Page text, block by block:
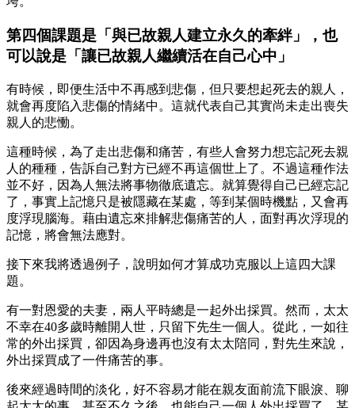
第四個課題是「與已故親人建立永久的牽絆」，也
可以說是「讓已故親人繼續活在自己心中」
有時候，即便生活中不再感到悲傷，但只要想起死去的親人，
就會再度陷入悲傷的情緒中。這就代表自己其實尚未走出喪失
親人的悲慟。
這種時候，為了走出悲傷和痛苦，有些人會努力想忘記死去親
人的種種，告訴自己對方已經不再這個世上了。不過這種作法
並不好，因為人無法將事物徹底遺忘。就算覺得自己已經忘記
了，事實上記憶只是被隱藏在某處，等到某個時機點，又會再
度浮現腦海。藉由遺忘來排解悲傷痛苦的人，面對再次浮現的
記憶，將會無法應對。
接下來我將透過例子，說明如何才算成功克服以上這四大課
題。
有一對恩愛的夫妻，兩人平時總是一起外出採買。然而，太太
不幸在40多歲時離開人世，只留下先生一個人。從此，一如往
常的外出採買，卻因為身邊再也沒有太太陪同，對先生來說，
外出採買成了一件痛苦的事。
後來經過時間的淡化，好不容易才能在親友面前流下眼淚、聊